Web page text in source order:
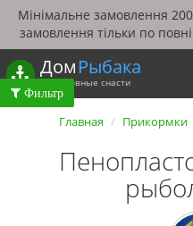
Мінімальне замовлення
замовлення тільки по
ДомРыбака
Рыболовные снасти
Главная Прикормки